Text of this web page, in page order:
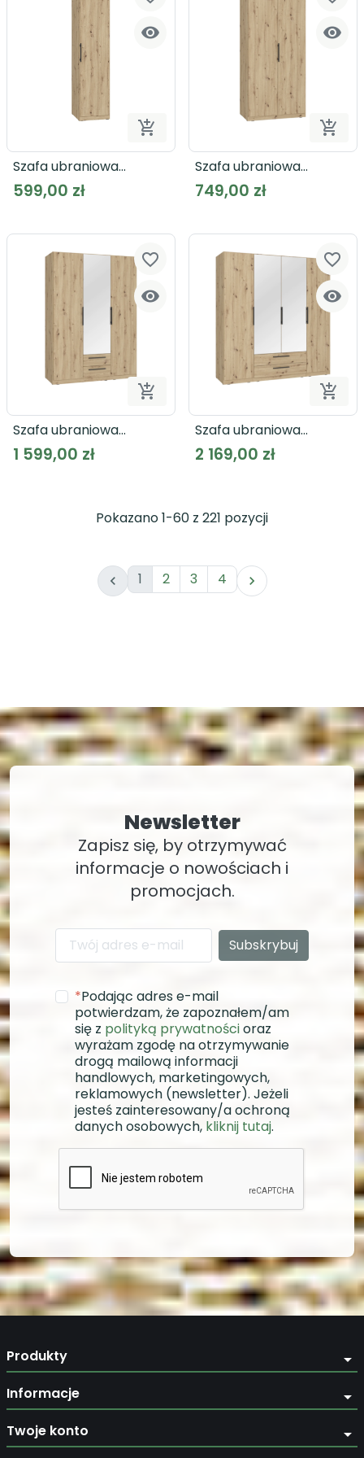


Dodaj do koszyka
Szafa ubraniowa
CADIXO CDXS81 dąb
artisan
599,00 zł


Szafa ubraniowa
CADIXO CDXS82 dąb
artisan
749,00 zł


Dodaj do koszyka
favorite_border
Szafa ubraniowa
CADIXO CDXS83S dąb
artisan
1 599,00 zł


favorite_border
Szafa ubraniowa
CADIXO CDXS84S dąb
artisan
2 169,00 zł
Pokazano 1-60 z 221 pozycji
 1 2 3 4 
Newsletter
Zapisz się, by otrzymywać
informacje o nowościach i
promocjach.
*Podając adres e-mail
potwierdzam, że zapoznałem/am
się z polityką prywatnościoraz
wyrażam zgodę na otrzymywanie
drogą mailową informacji
handlowych, marketingowych,
reklamowych (newsletter). Jeżeli
jesteś zainteresowany/a ochroną
danych osobowych, kliknij tutaj.
Produkty arrow_drop_down
Informacje arrow_drop_down
Twoje konto arrow_drop_down